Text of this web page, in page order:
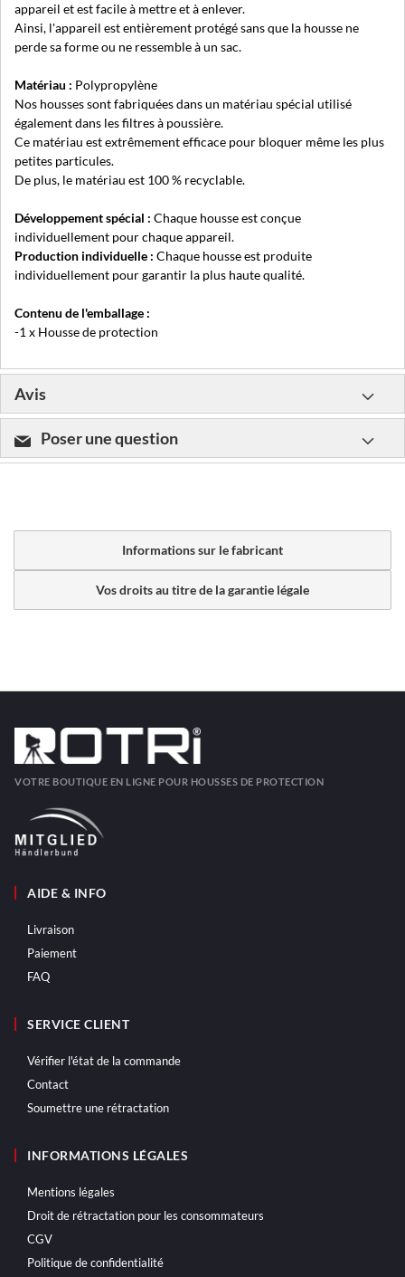
appareil et est facile à mettre et à enlever.
Ainsi, l'appareil est entièrement protégé sans que la housse ne
perde sa forme ou ne ressemble à un sac.
Matériau : Polypropylène
Nos housses sont fabriquées dans un matériau spécial utilisé
également dans les filtres à poussière.
Ce matériau est extrêmement efficace pour bloquer même les plus
petites particules.
De plus, le matériau est 100 % recyclable.
Développement spécial : Chaque housse est conçue
individuellement pour chaque appareil.
Production individuelle : Chaque housse est produite
individuellement pour garantir la plus haute qualité.
Contenu de l'emballage :
-1 x Housse de protection
Avis
Poser une question
Informations sur le fabricant
Vos droits au titre de la garantie légale
VOTRE BOUTIQUE EN LIGNE POUR HOUSSES DE PROTECTION
AIDE & INFO
Livraison
Paiement
FAQ
SERVICE CLIENT
Vérifier l'état de la commande
Contact
Soumettre une rétractation
INFORMATIONS LÉGALES
Mentions légales
Droit de rétractation pour les consommateurs
CGV
Politique de confidentialité